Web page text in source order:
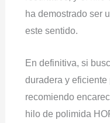
ha demostrado ser
este sentido.
En definitiva, si
duradera y eficiente
recomiendo
hilo de polimida